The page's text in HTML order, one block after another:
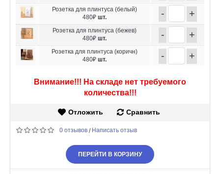
Розетка для плинтуса (белый)
480₽ шт. - +
Розетка для плинтуса (бежев)
480₽ шт. - +
Розетка для плинтуса (коричн)
480₽ шт. - +
Внимание!!! На складе нет требуемого
количества!!!
Отложить Сравнить
0 отзывов / Написать отзыв
ПЕРЕЙТИ В КОРЗИНУ